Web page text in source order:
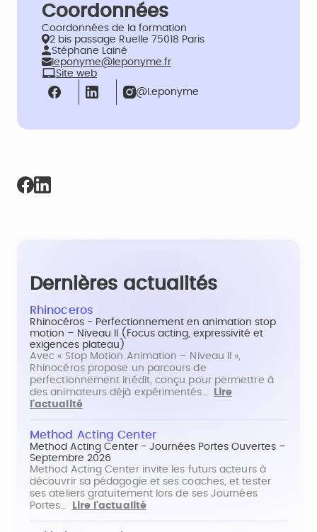
Coordonnées
Coordonnées de la formation
2 bis passage Ruelle 75018 Paris
Stéphane Lainé
leponyme@leponyme.fr
Site web
@l.eponyme
Dernières actualités
Rhinoceros
Rhinocéros - Perfectionnement en animation stop
motion – Niveau II (Focus acting, expressivité et
exigences plateau)
Avec « Stop Motion Animation – Niveau II »,
Rhinocéros propose un parcours de
perfectionnement inédit, conçu pour permettre à
des animateurs déjà expérimentés…
Lire
l'actualité
Method Acting Center
Method Acting Center - Journées Portes Ouvertes –
Septembre 2026
Method Acting Center invite les futurs acteurs à
découvrir sa pédagogie et ses coaches, et tester
ses ateliers gratuitement lors de ses Journées
Portes…
Lire l'actualité